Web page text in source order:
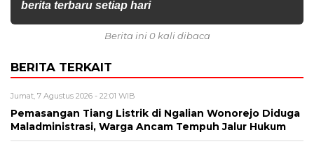
berita terbaru setiap hari
Berita ini 0 kali dibaca
BERITA TERKAIT
Jumat, 7 Agustus 2026 - 22:01 WIB
Pemasangan Tiang Listrik di Ngalian Wonorejo Diduga
Maladministrasi, Warga Ancam Tempuh Jalur Hukum